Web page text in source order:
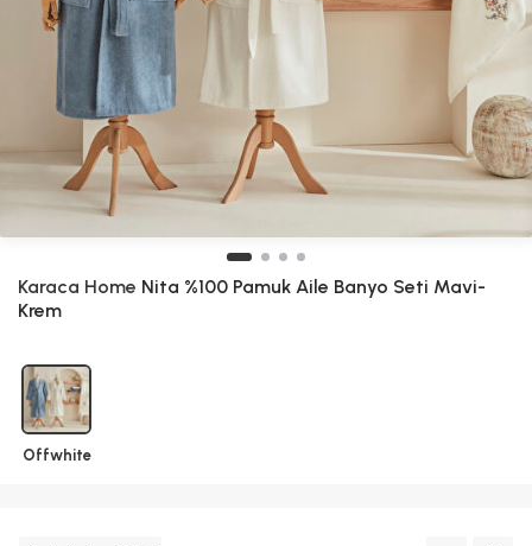
Karaca Home Nita %100 Pamuk Aile Banyo Seti Mavi-
Krem
Offwhite